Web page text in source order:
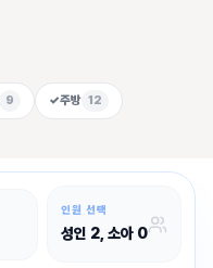
9 ✓주방 12
인원 선택
성인 2 , 소아 0